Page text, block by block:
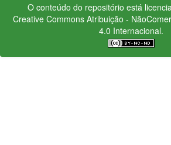
O conteúdo do repositório está
Creative CommonsAtribuição -
4.0 Internacional.